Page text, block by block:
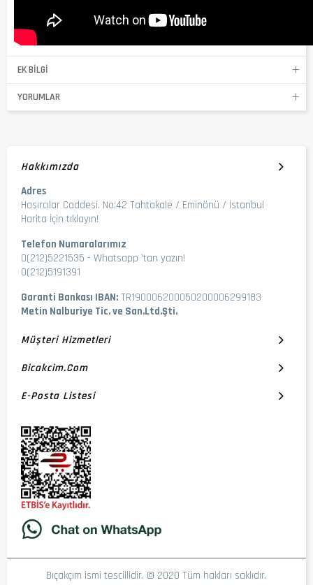
EK BILGI
YORUMLAR
Hakkımızda
Adres
Hasırcılar Caddesi. No:42 Tahtakale / Eminönü / İstanbul
Harita İçin tıklayın!
Telefon Numaralarımız
0(212)5221535 - Whatsapp 'tan yazın!
0(212)5191391
Garanti Bankası IBAN: TR190006200050200006299183
Metin Nalburiye Tic. ve San.Ltd.Şti.
Müşteri Hizmetleri
Bicakcim.com
E-Posta Listesi
Bıçakçım ismi tescillidir. © 2020 Tüm hakları saklıdır.